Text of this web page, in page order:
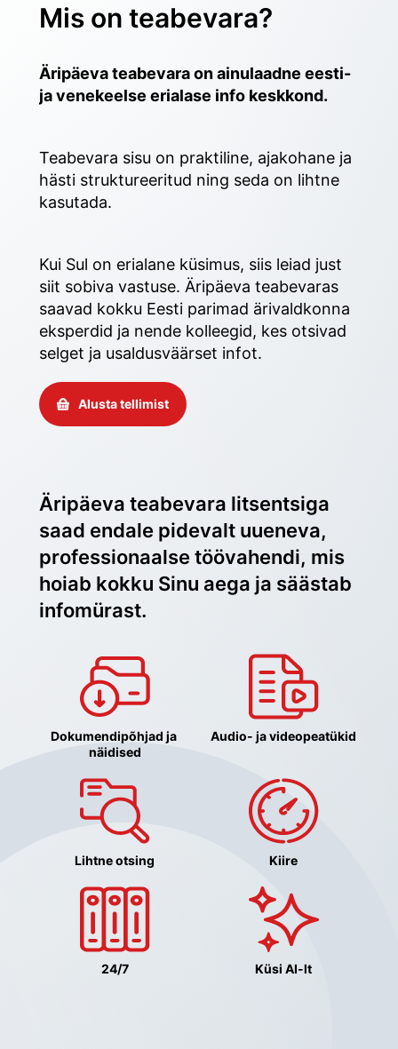
Mis on teabevara?
Äripäeva teabevara on ainulaadne eesti-
ja venekeelse erialase info keskkond.
Teabevara sisu on praktiline, ajakohane ja
hästi struktureeritud ning seda on lihtne
kasutada.
Kui Sul on erialane küsimus, siis leiad just
siit sobiva vastuse. Äripäeva teabevaras
saavad kokku Eesti parimad ärivaldkonna
eksperdid ja nende kolleegid, kes otsivad
selget ja usaldusväärset infot.
Alusta tellimist
Äripäeva teabevara litsentsiga
saad endale pidevalt uueneva,
professionaalse töövahendi, mis
hoiab kokku Sinu aega ja säästab
infomürast.
Dokumendipõhjad ja
näidised
Audio- ja videopeatükid
Lihtne otsing Kiire
24/7 Küsi AI-lt